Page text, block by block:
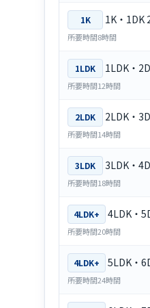
1K 1K・1DK
所要時間8時間
1LDK 1LDK・
所要時間12時間
2LDK 2LDK・
所要時間14時間
3LDK 3LDK・
所要時間18時間
4LDK+ 4LDK・
所要時間20時間
4LDK+ 5LDK・
所要時間24時間